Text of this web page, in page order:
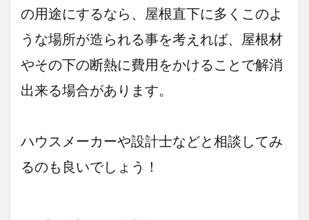
の用途にするなら、屋根直下に多くこのよ
うな場所が造られる事を考えれば、屋根材
やその下の断熱に費用をかけることで解消
出来る場合があります。
ハウスメーカーや設計士などと相談してみ
るのも良いでしょう！